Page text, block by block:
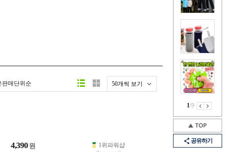
1/9
공유하기
판매단위순 50개씩 보기
4,390 원
1위파워샵